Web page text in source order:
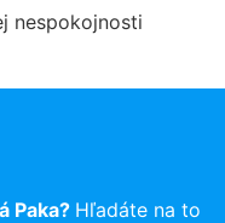
nespokojnosti
Paka? Hľadáte na to